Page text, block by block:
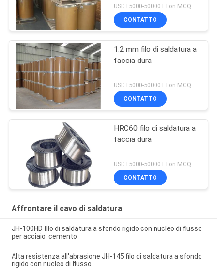
USD+5000-50000+Ton MOQ:1 tonnellata
CONTATTO
1.2 mm filo di saldatura a
faccia dura
CONTATTO
HRC60 filo di saldatura a
faccia dura
CONTATTO
Affrontare il cavo di saldatura
JH-100HD filo di saldatura a sfondo rigido con nucleo di flusso
per acciaio, cemento
Alta resistenza all'abrasione JH-145 filo di saldatura a sfondo
rigido con nucleo di flusso